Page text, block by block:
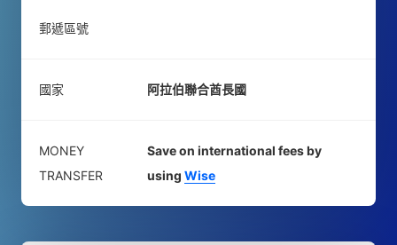
郵遞區號
國家 阿拉伯聯合酋長國
MONEY
TRANSFER
Save on international fees by
using Wise